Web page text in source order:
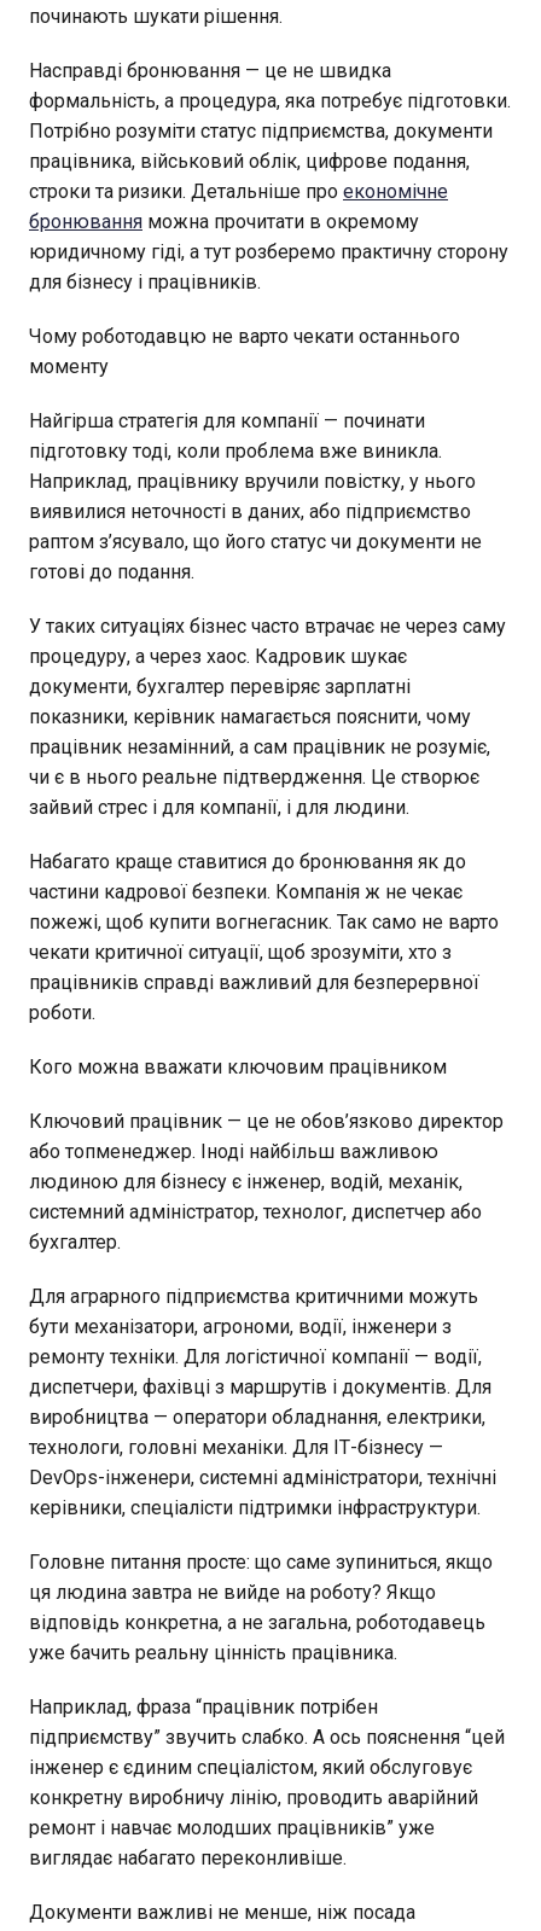
починають шукати рішення.
Насправді бронювання — це не швидка
формальність, а процедура, яка потребує підготовки.
Потрібно розуміти статус підприємства, документи
працівника, військовий облік, цифрове подання,
строки та ризики. Детальніше про економічне
бронювання можна прочитати в окремому
юридичному гіді, а тут розберемо практичну сторону
для бізнесу і працівників.
Чому роботодавцю не варто чекати останнього
моменту
Найгірша стратегія для компанії — починати
підготовку тоді, коли проблема вже виникла.
Наприклад, працівнику вручили повістку, у нього
виявилися неточності в даних, або підприємство
раптом з’ясувало, що його статус чи документи не
готові до подання.
У таких ситуаціях бізнес часто втрачає не через саму
процедуру, а через хаос. Кадровик шукає
документи, бухгалтер перевіряє зарплатні
показники, керівник намагається пояснити, чому
працівник незамінний, а сам працівник не розуміє,
чи є в нього реальне підтвердження. Це створює
зайвий стрес і для компанії, і для людини.
Набагато краще ставитися до бронювання як до
частини кадрової безпеки. Компанія ж не чекає
пожежі, щоб купити вогнегасник. Так само не варто
чекати критичної ситуації, щоб зрозуміти, хто з
працівників справді важливий для безперервної
роботи.
Кого можна вважати ключовим працівником
Ключовий працівник — це не обов’язково директор
або топменеджер. Іноді найбільш важливою
людиною для бізнесу є інженер, водій, механік,
системний адміністратор, технолог, диспетчер або
бухгалтер.
Для аграрного підприємства критичними можуть
бути механізатори, агрономи, водії, інженери з
ремонту техніки. Для логістичної компанії — водії,
диспетчери, фахівці з маршрутів і документів. Для
виробництва — оператори обладнання, електрики,
технологи, головні механіки. Для ІТ-бізнесу —
DevOps-інженери, системні адміністратори, технічні
керівники, спеціалісти підтримки інфраструктури.
Головне питання просте: що саме зупиниться, якщо
ця людина завтра не вийде на роботу? Якщо
відповідь конкретна, а не загальна, роботодавець
уже бачить реальну цінність працівника.
Наприклад, фраза “працівник потрібен
підприємству” звучить слабко. А ось пояснення “цей
інженер є єдиним спеціалістом, який обслуговує
конкретну виробничу лінію, проводить аварійний
ремонт і навчає молодших працівників” уже
виглядає набагато переконливіше.
Документи важливі не менше, ніж посада